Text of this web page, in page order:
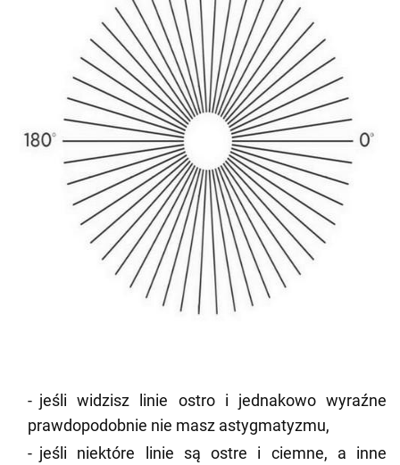
jeśli widzisz linie ostro i jednakowo wyraźne
prawdopodobnie nie masz astygmatyzmu,
jeśli niektóre linie są ostre i ciemne, a inne